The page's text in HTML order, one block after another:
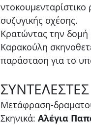
συζυγικής
Κρατώντας την δομή
Καρακούλη
παράσταση για το
ΣΥΝΤΕΛΕΣΤΕΣ
Μετάφραση-
Σκηνικά: Αλέγια